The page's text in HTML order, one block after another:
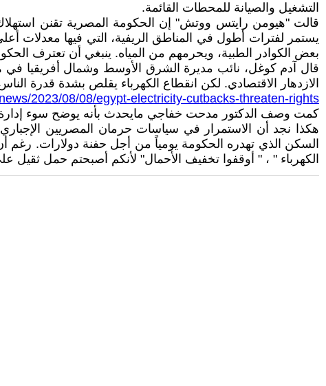
التشغيل والصيانة للمحطات القائمة.
قالت "هيومن رايتس ووتش" إن الحكومة المصرية تقنن استهلاك
يستمر لفترات أطول في المناطق الريفية، التي فيها معدلات
بعض الكوادر الطبية، ويحرمهم من المياه. ينبغي أن تعترف
قال آدم كوغل، نائب مديرة الشرق الأوسط وشمال أفريقيا في
الازدهار الاقتصادي. لكن انقطاع الكهرباء يقلص بشدة قدرة
2023/08/08/egypt-electricity-cutbacks-threaten-rights
كمت وصف الدكتور مدحت خفاجي مايحدث بأنه يوضح سوء إدارة الحكومة
هكذا نجد أن الاستمرار في سياسات حرمان المصريين
الكهرباء " ، " أوقفوا تخفيف الأحمال" لأنكم أصبحتم حمل ثقيل